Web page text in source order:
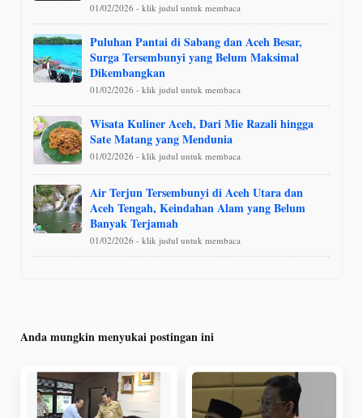
01/02/2026 - klik judul untuk membaca
Puluhan Pantai di Sabang dan Aceh Besar,
Surga Tersembunyi yang Belum Maksimal
Dikembangkan
01/02/2026 - klik judul untuk membaca
Wisata Kuliner Aceh, Dari Mie Razali hingga
Sate Matang yang Mendunia
01/02/2026 - klik judul untuk membaca
Air Terjun Tersembunyi di Aceh Utara dan
Aceh Tengah, Keindahan Alam yang Belum
Banyak Terjamah
01/02/2026 - klik judul untuk membaca
Anda mungkin menyukai postingan ini